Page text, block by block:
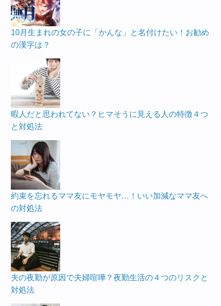
10月生まれの女の子に「かんな」と名付けたい！お勧め
の漢字は？
暇人だと思われてない？ヒマそうに見える人の特徴４つ
と対処法
約束を忘れるママ友にモヤモヤ…！いい加減なママ友へ
の対処法
夫の夜勤が原因で夫婦喧嘩？夜勤生活の４つのリスクと
対処法